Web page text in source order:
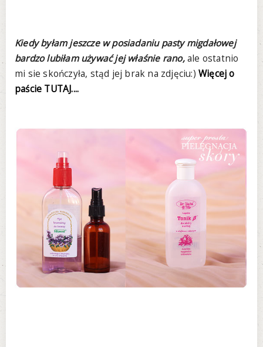
Kiedy byłam jeszcze w posiadaniu pasty migdałowej
bardzo lubiłam używać jej właśnie rano,ale ostatnio
mi sie skończyła, stąd jej brak na zdjęciu:)Więcej o
paście TUTAJ....